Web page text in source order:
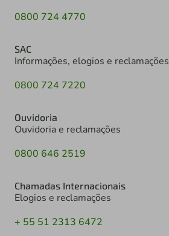
0800 724 4770
SAC
Informações, elogios e reclamações
0800 724 7220
Ouvidoria
Ouvidoria e reclamações
0800 646 2519
Chamadas Internacionais
Elogios e reclamações
+ 55 51 2313 6472